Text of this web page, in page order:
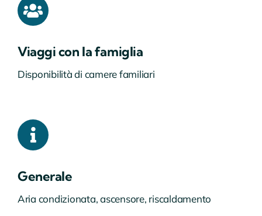
Viaggi con la famiglia
Disponibilità di camere familiari
Generale
Aria condizionata, ascensore, riscaldamento